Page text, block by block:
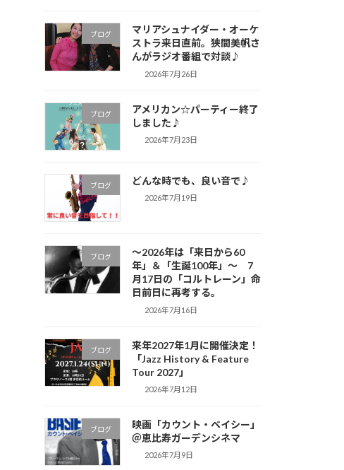
ブログ
マリアシュナイダー・オーケ
ストラ来日直前。狭間美帆さ
んがラジオ番組で対談♪
2026年7月26日
ブログ
アメリカン☆パーティー終了
しました♪
2026年7月23日
ブログ どんな時でも、良い音で♪
2026年7月19日
ブログ
～2026年は「来日から60
年」＆「生誕100年」～ 7
月17日の「コルトレーン」命
日前日に再考する。
2026年7月16日
ブログ
来年2027年1月に開催決定！
「Jazz History & Feature
Tour 2027」
2026年7月12日
ブログ
映画「カウント・ベイシー」
＠恵比寿ガーデンシネマ
2026年7月9日